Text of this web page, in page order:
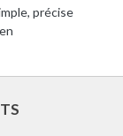
précise